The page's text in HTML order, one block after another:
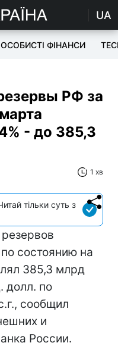
UA
ОСОБИСТІ ФІНАНСИ
РФ за
- до 385,3
1 хв
тільки суть з
состоянию на
385,3 млрд
долл. по
сообщил
и
России.